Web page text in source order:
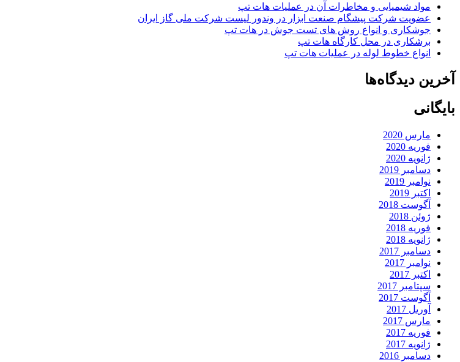
مواد شیمیایی و مخاطرات آن در عملیات هات تپ
عضویت شرکت پیشگام صنعت ابزار در وندور لیست شرکت ملی گاز ایران
جوشکاری و انواع روش های تست جوش در هات تپ
برشکاری در محل کارگاه هات تپ
انواع خطوط لوله در عملیات هات تپ
آخرین دیدگاه‌ها
بایگانی
مارس 2020
فوریه 2020
ژانویه 2020
دسامبر 2019
نوامبر 2019
اکتبر 2019
آگوست 2018
ژوئن 2018
فوریه 2018
ژانویه 2018
دسامبر 2017
نوامبر 2017
اکتبر 2017
سپتامبر 2017
آگوست 2017
آوریل 2017
مارس 2017
فوریه 2017
ژانویه 2017
دسامبر 2016